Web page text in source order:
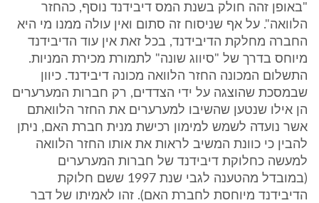
"באופן זהה חולק בשנת המס דיבידנד נוסף, כהחזר
הלוואה". על אף שניסוח זה סתום ואין עולה ממנו מי היא
החברה מחלקת הדיבידנד, בכל זאת אין עוד הדיבידנד
מיוחס בדרך של "סיווג שונה" לתמורת מכירת המניות.
התשלום המכונה החזר הלוואה מכונה דיבידנד. כיוון
שבמסכת שהוצגה על ידי הצדדים, רק חברות המערערים
הן אילו שנטען שהשיבו למערערים את החזר הלוואתם
אשר נועדה לשמש למימון רכישת מנית חברת האם, ניתן
להבין כי כוונת המשיב לראות את אותו החזר הלוואה
למעשה כחלוקת דיבידנד של חברות המערערים
(במובדל מהטענה לגבי שנת 1997 ששם חלוקת
הדיבידנד מיוחסת לחברת האם). זהו לאמיתו של דבר